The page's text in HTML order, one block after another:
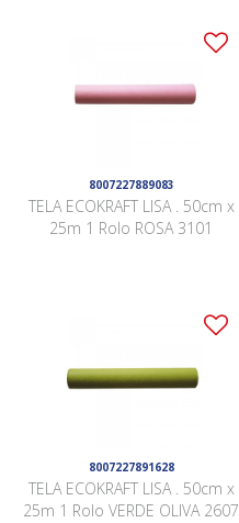
8007227889083
TELA ECOKRAFT LISA . 50cm x
25m 1 Rolo ROSA 3101
8007227891628
TELA ECOKRAFT LISA . 50cm x
25m 1 Rolo VERDE OLIVA 2607